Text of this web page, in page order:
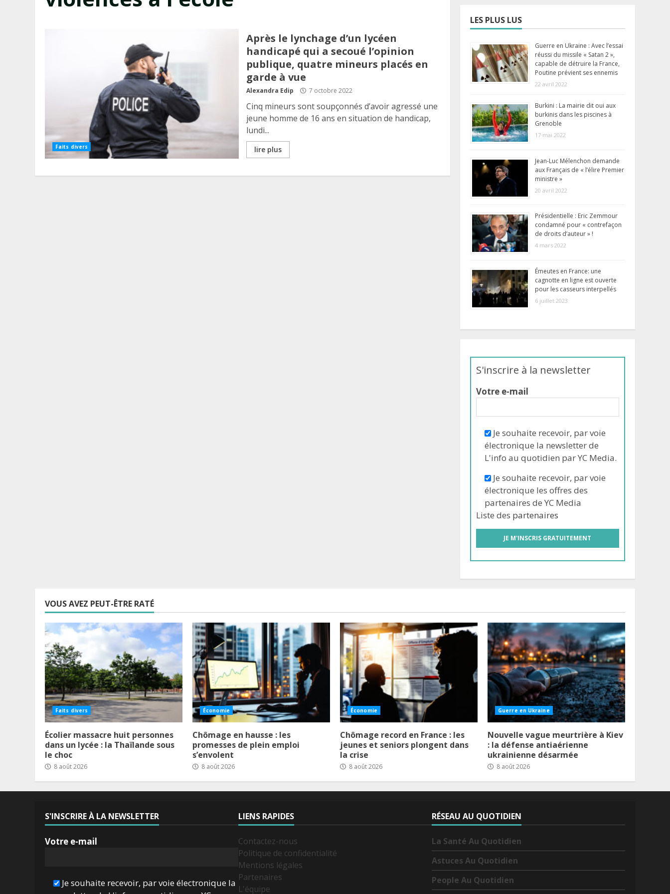
Faits divers
Après le lynchage d’un lycéen
handicapé qui a secoué l’opinion
publique, quatre mineurs placés en
garde à vue
Alexandra Edip 7 octobre 2022
Cinq mineurs sont soupçonnés d’avoir agressé une
jeune homme de 16 ans en situation de handicap,
lundi...
lire plus
LES PLUS LUS
Guerre en Ukraine : Avec l’essai
réussi du missile « Satan 2 »,
capable de détruire la France,
Poutine prévient ses ennemis
22 avril 2022
Burkini : La mairie dit oui aux
burkinis dans les piscines à
Grenoble
17 mai 2022
Jean-Luc Mélenchon demande
aux Français de « l’élire Premier
ministre »
20 avril 2022
Présidentielle : Eric Zemmour
condamné pour « contrefaçon
de droits d’auteur » !
4 mars 2022
Émeutes en France: une
cagnotte en ligne est ouverte
pour les casseurs interpellés
6 juillet 2023
S'inscrire à la newsletter
Votre e-mail
Je souhaite recevoir, par voie
électronique la newsletter de
L'info au quotidien par YC Media.
Je souhaite recevoir, par voie
électronique les offres des
partenaires de YC Media
Liste des partenaires
VOUS AVEZ PEUT-ÊTRE RATÉ
Faits divers
Écolier massacre huit personnes
dans un lycée : la Thaïlande sous
le choc
8 août 2026
Économie
Chômage en hausse : les
promesses de plein emploi
s’envolent
8 août 2026
Économie
Chômage record en France : les
jeunes et seniors plongent dans
la crise
8 août 2026
Guerre en Ukraine
Nouvelle vague meurtrière à Kiev
: la défense antiaérienne
ukrainienne désarmée
8 août 2026
S'INSCRIRE À LA NEWSLETTER
Votre e-mail
Je souhaite recevoir, par voie électronique la
LIENS RAPIDES
Contactez-nous
Politique de confidentialité
Mentions légales
Partenaires
L'équipe
RÉSEAU AU QUOTIDIEN
La Santé Au Quotidien
Astuces Au Quotidien
People Au Quotidien